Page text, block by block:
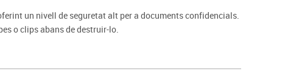
un nivell de seguretat alt per a documents confidencials.
o clips abans de destruir-lo.